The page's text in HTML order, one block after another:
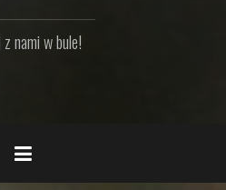
nami w bule!